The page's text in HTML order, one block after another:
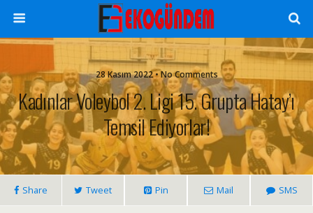
28 Kasım 2022 • No Comments
Kadınlar Voleybol 2. Ligi 15. Grupta Hatay’ı
Temsil Ediyorlar!
Share Tweet Pin Mail SMS